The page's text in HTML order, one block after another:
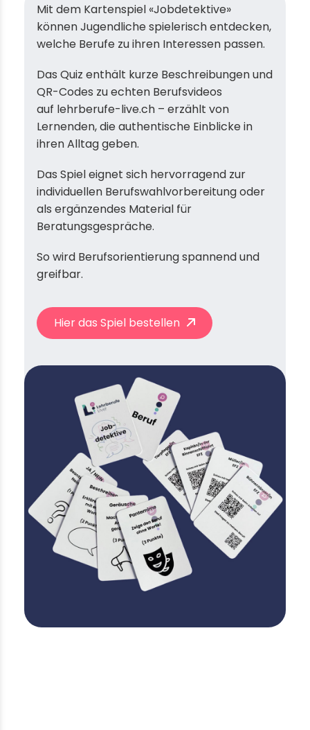
Mit dem Kartenspiel «Jobdetektive»
können Jugendliche spielerisch entdecken,
welche Berufe zu ihren Interessen passen.
Das Quiz enthält kurze Beschreibungen und
QR-Codes zu echten Berufsvideos
auf lehrberufe-live.ch – erzählt von
Lernenden, die authentische Einblicke in
ihren Alltag geben.
Das Spiel eignet sich hervorragend zur
individuellen Berufswahlvorbereitung oder
als ergänzendes Material für
Beratungsgespräche.
So wird Berufsorientierung spannend und
greifbar.
Hier das Spiel bestellen